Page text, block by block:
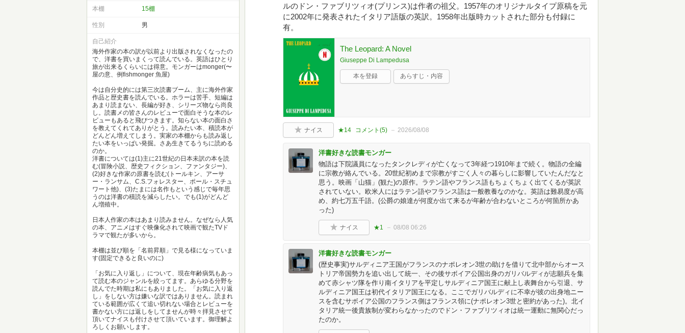
ルのドン・ファブリツィオ(プリンス)は作者の祖父。1957年のオリジナルタイプ原稿を元
に2002年に発表されたイタリア語版の英訳。1958年出版時カットされた部分も付録に
有。
The Leopard: A Novel
Giuseppe Di Lampedusa
本を登録 あらすじ・内容
ナイス ★14 コメント(5) 2026/08/08
洋書好きな読書モンガー
物語は下院議員になったタンクレディが亡くなって3年経つ1910年まで続く。物語の全編
に宗教が絡んでいる。20世紀初めまで宗教がすごく人々の暮らしに影響していたんだなと
思う。映画「山猫」(観た)の原作。ラテン語やフランス語もちょくちょく出てくるが英訳
されていない。欧米人にはラテン語やフランス語は一般教養なのかな。英語は難易度が高
め、約七万五千語。(公爵の娘達が何度か出て来るが年齢が合わないところが何箇所かあ
った)
ナイス ★1 08/08 06:26
洋書好きな読書モンガー
(歴史事実)サルディニア王国がフランスのナポレオン3世の助けを借りて北中部からオース
トリア帝国勢力を追い出して統一、その後サボイア公国出身のガリバルディが志願兵を集
めて赤シャツ隊を作り南イタリアを平定しサルディニア国王に献上し表舞台から引退、サ
ルディニア国王は初代イタリア国王になる。ここでガリバルディに不幸が彼の出身地ニー
スを含むサボイア公国のフランス側はフランス領に(ナポレオン3世と密約があった)。北イ
タリア統一後貴族制が変わらなかったのでドン・ファブリツィオは統一運動に無関心だっ
たのか。
本棚 15棚
性別 男
自己紹介
海外作家の本の訳が以前より出版されなくなったの
で、洋書を買いまくって読んでいる。英語はひとり
旅が出来るくらいには得意。モンガーはmonger(〜
屋の意、例fishmonger 魚屋)
今は自分史的には第三次読書ブーム、主に海外作家
作品と歴史書を読んでいる。ホラーは苦手、短編は
あまり読まない、長編が好き、シリーズ物なら尚良
し。読書メの皆さんのレビューで面白そうな本のレ
ビューもあると飛びつきます。知らない本の面白さ
を教えてくれてありがとう。読みたい本、積読本が
どんどん増えてしまう。実家の本棚からも読み返し
たい本をいっぱい発掘。さあ生きてるうちに読める
のか。
洋書については(1)主に21世紀の日本未訳の本を読
む(冒険小説、歴史フィクション、ファンタジー)、
(2)好きな作家の原書を読む(トールキン、アーサ
ー・ランサム、C.S.フォレスター、ポール・スチュ
ワート他)、(3)たまには名作もという感じで毎年思
うのは洋書の積読を減らしたい。でも(1)がどんど
ん増殖中。
日本人作家の本はあまり読みません。なぜなら人気
の本、アニメはすぐ映像化されて映画で観たTVド
ラマで観たが多いから。
本棚は並び順を「名前昇順」で見る様になっていま
す(固定できると良いのに)
「お気に入り返し」について、現在年齢病気もあっ
て読む本のジャンルを絞ってます。あらゆる分野を
読んでた時期は私にもありました。「お気に入り返
し」をしない方は嫌いな訳ではありません。読まれ
ている範囲が広くて追い切れない場合とレビューを
書かない方には返しをしてませんが時々拝見させて
頂いてナイスも付けさせて頂いています。御理解よ
ろしくお願いします。